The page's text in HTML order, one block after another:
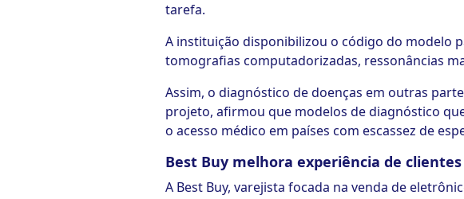
tarefa.
A instituição disponibilizou o código do modelo
tomografias computadorizadas, ressonâncias
Assim, o diagnóstico de doenças em outras
projeto, afirmou que modelos de diagnóstico
o acesso médico em países com escassez de
Best Buy melhora experiência de
A Best Buy, varejista focada na venda de